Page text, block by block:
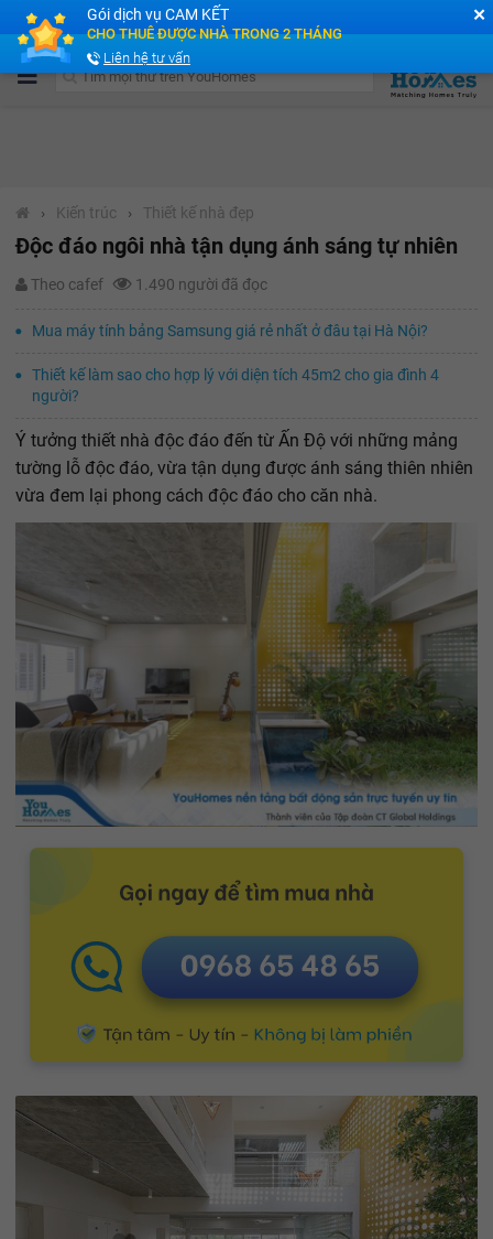
Cộng đồng Môi giới bPRO
› Kiến trúc › Thiết kế nhà đẹp
Độc đáo ngôi nhà tận dụng ánh sáng tự nhiên
Theo cafef 1.490 người đã đọc
Mua máy tính bảng Samsung giá rẻ nhất ở đâu tại Hà Nội?
Thiết kế làm sao cho hợp lý với diện tích 45m2 cho gia đình 4
người?
Ý tưởng thiết nhà độc đáo đến từ Ấn Độ với những mảng
tường lỗ độc đáo, vừa tận dụng được ánh sáng thiên nhiên
vừa đem lại phong cách độc đáo cho căn nhà.
✕
Gói dịch vụ CAM KẾT
CHO THUÊ ĐƯỢC NHÀ TRONG 2 THÁNG
Liên hệ tư vấn